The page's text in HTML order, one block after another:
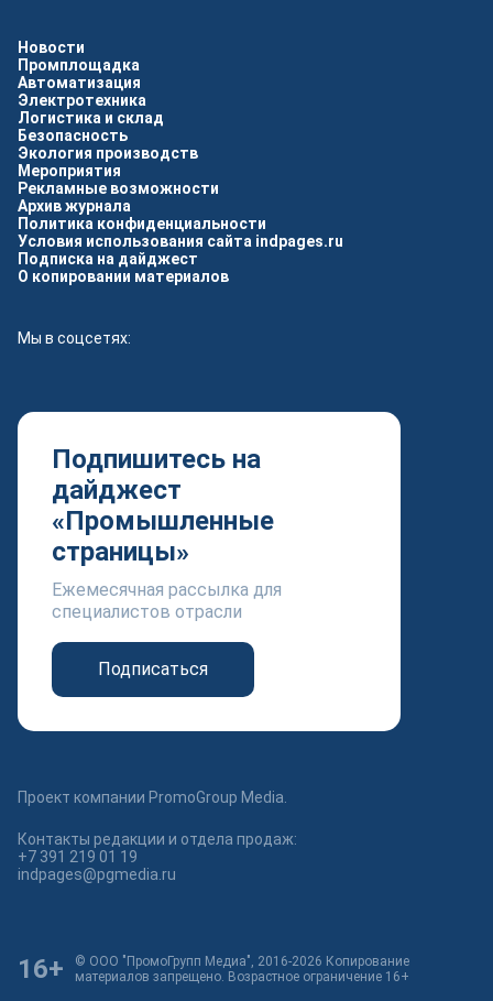
Новости
Промплощадка
Автоматизация
Электротехника
Логистика и склад
Безопасность
Экология производств
Мероприятия
Рекламные возможности
Архив журнала
Политика конфиденциальности
Условия использования сайта indpages.ru
Подписка на дайджест
О копировании материалов
Мы в соцсетях:
Подпишитесь на
дайджест
«Промышленные
страницы»
Ежемесячная рассылка для
специалистов отрасли
Подписаться
Проект компании PromoGroup Media.
Контакты редакции и отдела продаж:
+7 391 219 01 19
indpages@pgmedia.ru
© ООО "ПромоГрупп Медиа", 2016-2026 Копирование
материалов запрещено. Возрастное ограничение 16+
16+